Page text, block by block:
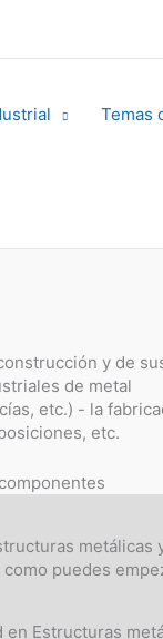
Temas
y de
de metal
etc.) - la
etc.
metálicas
puedes
Estructuras